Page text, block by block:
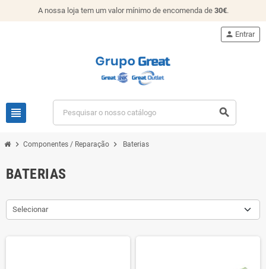
A nossa loja tem um valor mínimo de encomenda de 30€.
view_headline search
person Entrar
chevron_right Componentes / Reparação chevron_right Baterias
BATERIAS
Selecionar